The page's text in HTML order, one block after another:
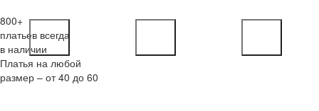
800+
платьев всегда
в наличии
Платья на любой
размер – от 40 до 60